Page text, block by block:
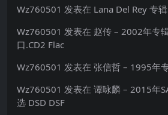
Wz760501 发表在 Lana Del Rey 专
Wz760501 发表在 赵传 – 2002年专
口.CD2 Flac
Wz760501 发表在 张信哲 – 1995年
Wz760501 发表在 谭咏麟 – 2015年
选 DSD DSF